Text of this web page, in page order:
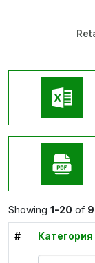
Showing 1-20 of
# Категория